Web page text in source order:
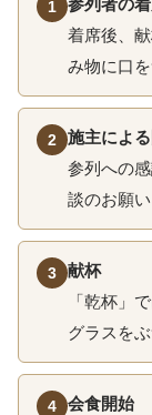
1
着席後、
み物に口
2
施主によ
参列への
談のお願
3
献杯
「乾杯」
グラスを
4
会食開始